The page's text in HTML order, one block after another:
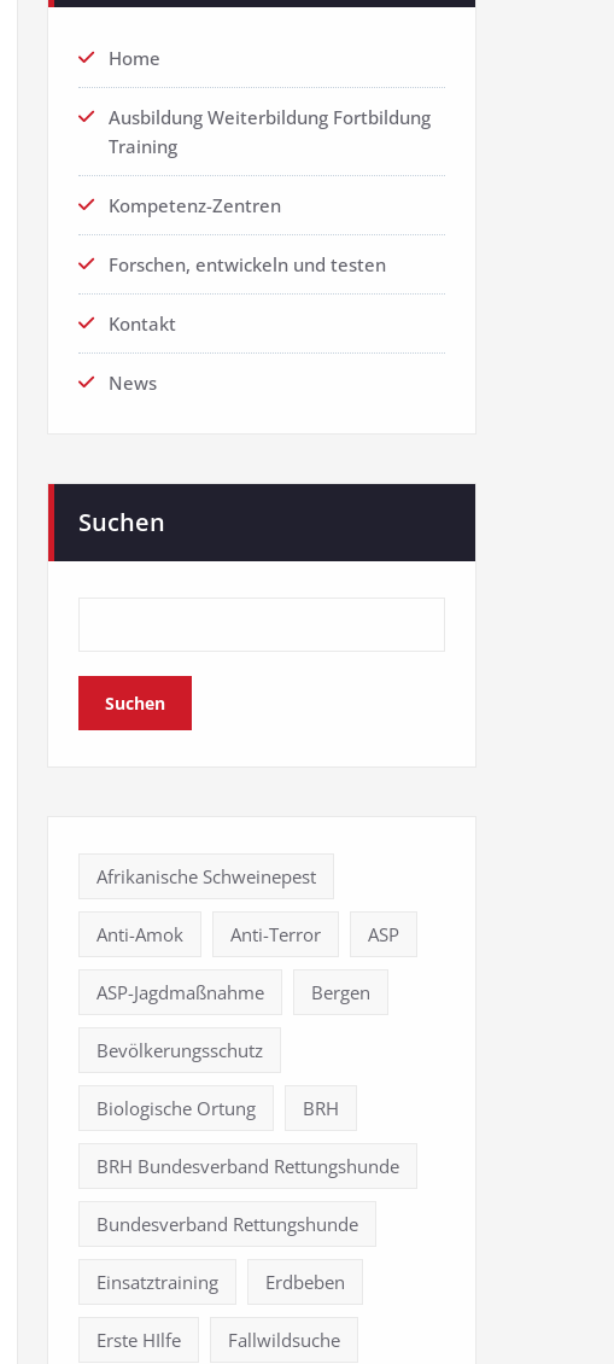
Home
Ausbildung Weiterbildung Fortbildung
Training
Kompetenz-Zentren
Forschen, entwickeln und testen
Kontakt
News
Suchen
Suchen
Afrikanische Schweinepest
Anti-Amok Anti-Terror ASP
ASP-Jagdmaßnahme Bergen
Bevölkerungsschutz
Biologische Ortung BRH
BRH Bundesverband Rettungshunde
Bundesverband Rettungshunde
Einsatztraining Erdbeben
Erste HIlfe Fallwildsuche